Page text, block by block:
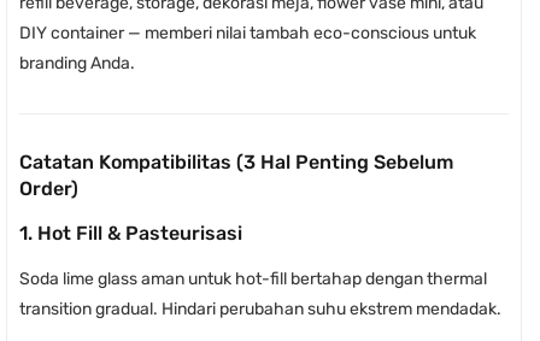
DIY container — memberi nilai tambah eco-conscious untuk
branding Anda.
Catatan Kompatibilitas (3 Hal Penting Sebelum
Order)
1. Hot Fill & Pasteurisasi
Soda lime glass aman untuk hot-fill bertahap dengan thermal
transition gradual. Hindari perubahan suhu ekstrem mendadak.